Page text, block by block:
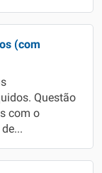
(com
Questão
com o